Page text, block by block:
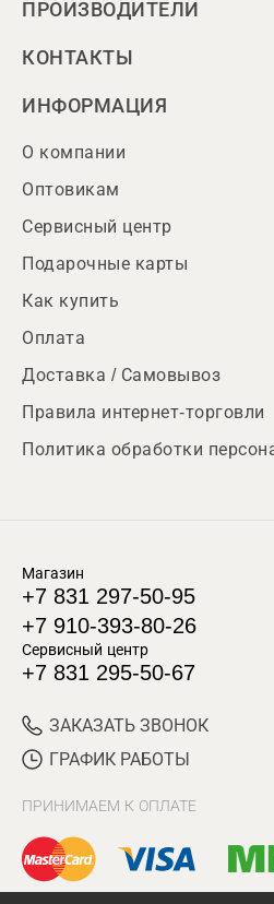
ПРОИЗВОДИТЕЛИ
КОНТАКТЫ
ИНФОРМАЦИЯ
О компании
Оптовикам
Сервисный центр
Подарочные карты
Как купить
Оплата
Доставка / Самовывоз
Правила интернет-торговли
Политика обработки
Магазин
+7 831 297-50-95
+7 910-393-80-26
Сервисный центр
+7 831 295-50-67
ЗАКАЗАТЬ ЗВОНОК
ГРАФИК РАБОТЫ
ПРИНИМАЕМ К ОПЛАТЕ